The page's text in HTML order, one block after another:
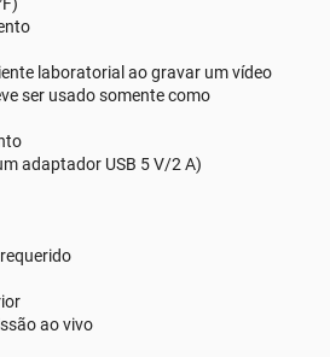
laboratorial ao gravar um vídeo
ser usado somente como
adaptador USB 5 V/2 A)
ao vivo